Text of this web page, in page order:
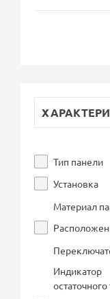
Тип панели
Установка
Материал
Индикатор